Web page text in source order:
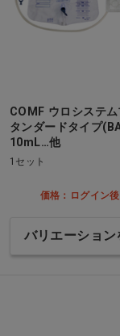
COMF ウロシステム
タンダードタイプ
10mL…他
1セット
価格：ログイン
バリエーション